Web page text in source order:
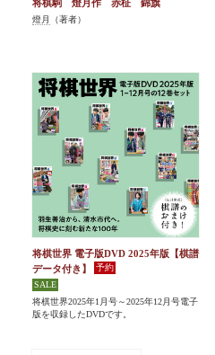
将棋駒 燈月作 赤柾 錦旗
燈月 （著者）
将棋世界 電子版DVD 2025年版【棋譜
データ付き】
将棋世界2025年1月号～2025年12月号電子
版を収録したDVDです。